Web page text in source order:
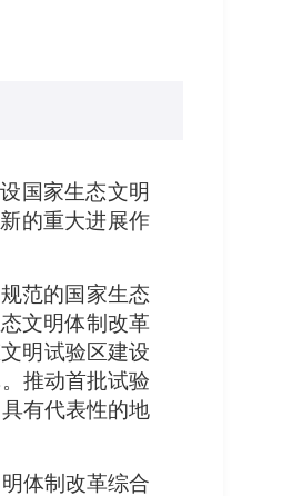
国家生态文明
的重大进展作
范的国家生态
文明体制改革
明试验区建设
推动首批试验
有代表性的地
体制改革综合